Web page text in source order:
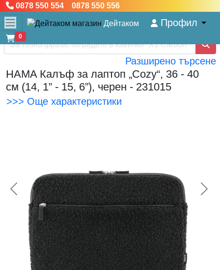
0878 550 554 0878 550 556
Дейтаком Профил
0
Разширено търсене
HAMA Калъф за лаптоп „Cozy“, 36 - 40
см (14, 1” - 15, 6”), черен - 231015
>>> Още характеристики
<< Предишна